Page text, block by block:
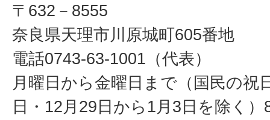
〒632－8555
奈良県天理市川原城町605番地
電話0743-63-1001（代表）
月曜日から金曜日まで（国民の祝
日・12月29日から1月3日を除く